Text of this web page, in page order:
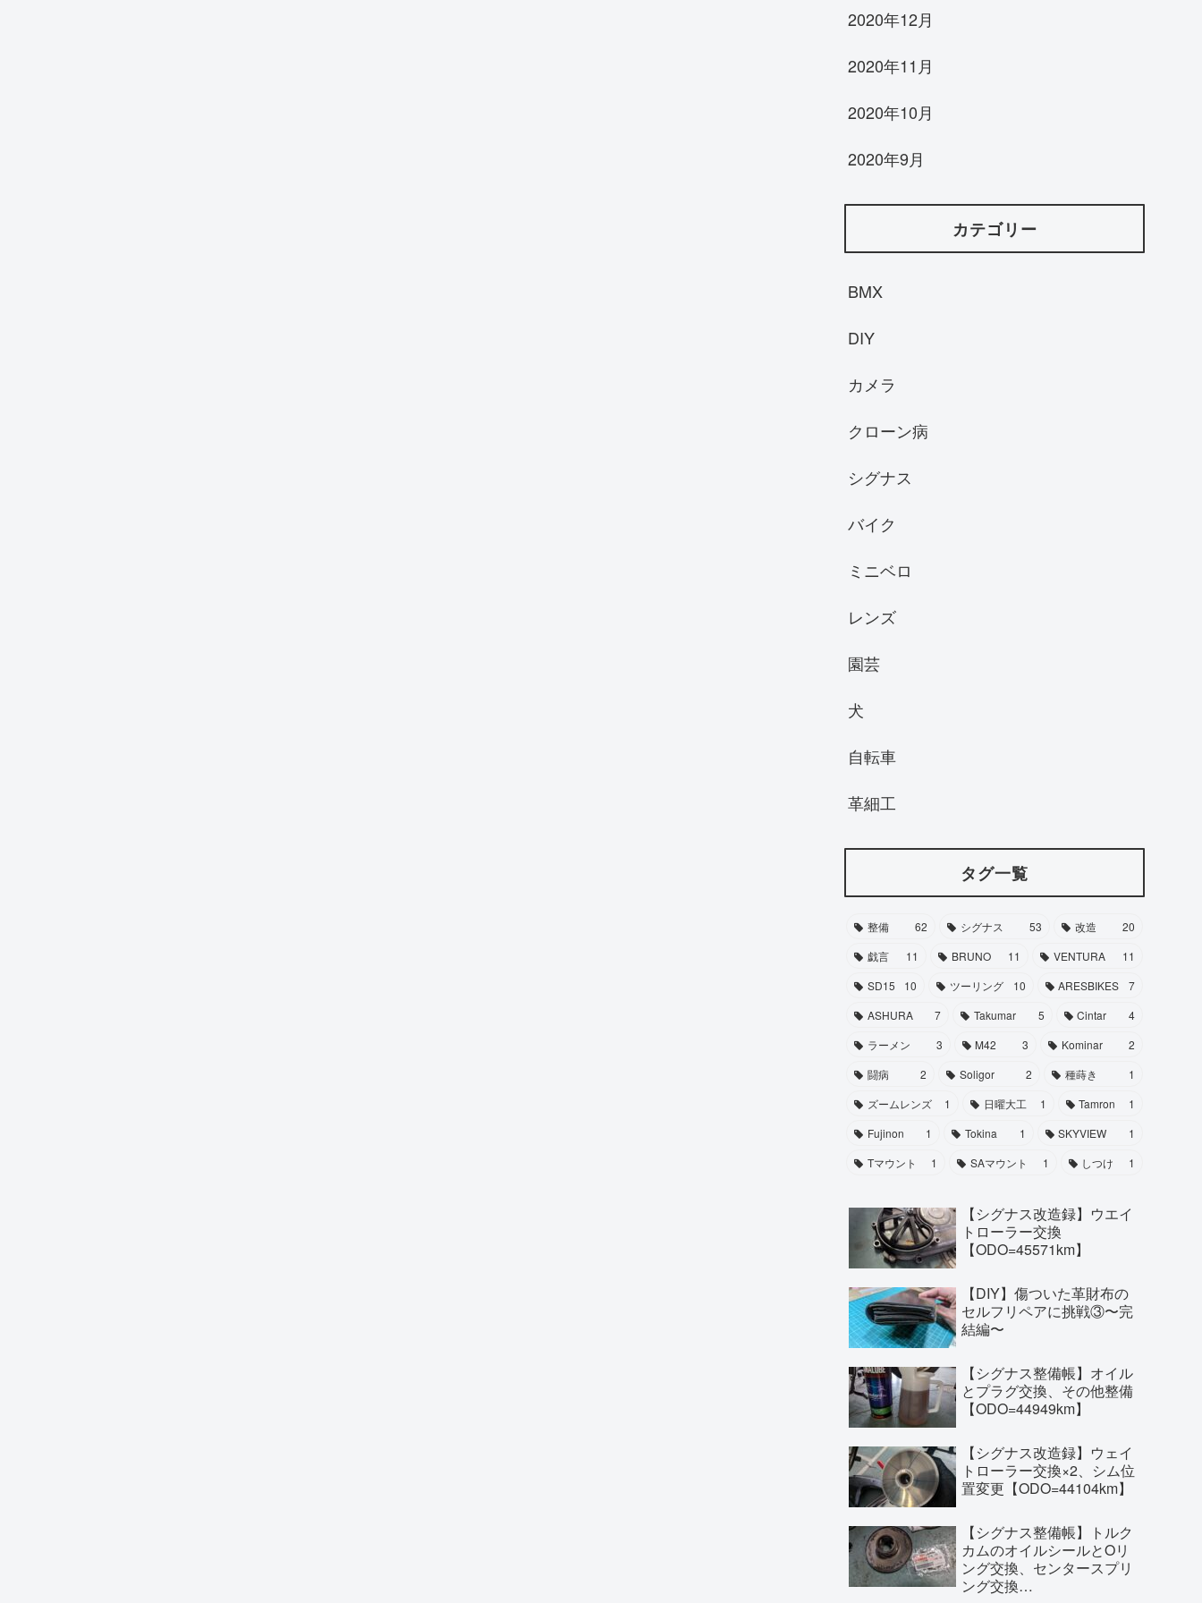
2020年12月
2020年11月
2020年10月
2020年9月
カテゴリー
BMX
DIY
カメラ
クローン病
シグナス
バイク
ミニベロ
レンズ
園芸
犬
自転車
革細工
タグ一覧
整備 62 シグナス 53 改造
20
戯言
11 BRUNO 11 VENTURA
11
SD15
10 ツーリング 10 ARESBIKES
7
ASHURA
7 Takumar 5 Cintar
4
ラーメン
3 M42 3 Kominar
2
闘病
2 Soligor 2 種蒔き
1
ズームレンズ
1 日曜大工 1 Tamron
1
Fujinon
1 Tokina 1 SKYVIEW
1
Tマウント
1 SAマウント 1 しつけ 1
【シグナス改造録】ウエイ
トローラー交換
【ODO=45571km】
【DIY】傷ついた革財布の
セルフリペアに挑戦③〜完
結編〜
【シグナス整備帳】オイル
とプラグ交換、その他整備
【ODO=44949km】
【シグナス改造録】ウェイ
トローラー交換×2、シム位
置変更【ODO=44104km】
【シグナス整備帳】トルク
カムのオイルシールとOリ
ング交換、センタースプリ
ング交換